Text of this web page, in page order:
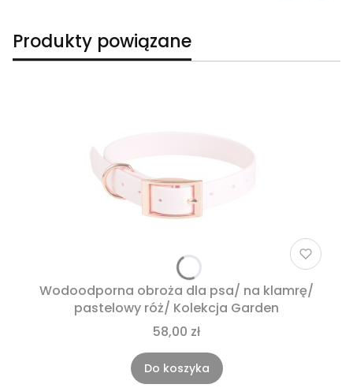
Produkty powiązane
Wodoodporna obroża dla psa/ na klamrę/
pastelowy róż/ Kolekcja Garden
58,00 zł
Do koszyka